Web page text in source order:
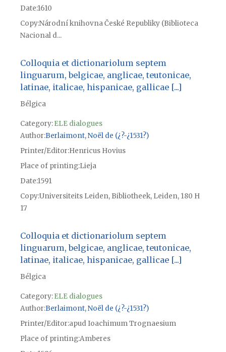
Date1610
CopyNárodní knihovna České Republiky (Biblioteca
Nacional d...
Colloquia et dictionariolum septem
linguarum, belgicae, anglicae, teutonicae,
latinae, italicae, hispanicae, gallicae [...]
Bélgica
Category:ELE dialogues
Author Berlaimont, Noël de (¿?-¿1531?)
Printer/Editor Henricus Hovius
Place of printingLieja
Date1591
CopyUniversiteits Leiden, Bibliotheek, Leiden, 180 H
17
Colloquia et dictionariolum septem
linguarum, belgicae, anglicae, teutonicae,
latinae, italicae, hispanicae, gallicae [...]
Bélgica
Category:ELE dialogues
Author Berlaimont, Noël de (¿?-¿1531?)
Printer/Editor apud Ioachimum Trognaesium
Place of printingAmberes